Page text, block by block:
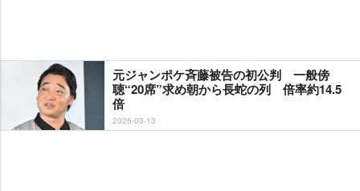
元ジャンポケ斉藤被告の初公判 一般傍
聴“20席”求め朝から長蛇の列 倍率約14.5
倍
2026-03-13